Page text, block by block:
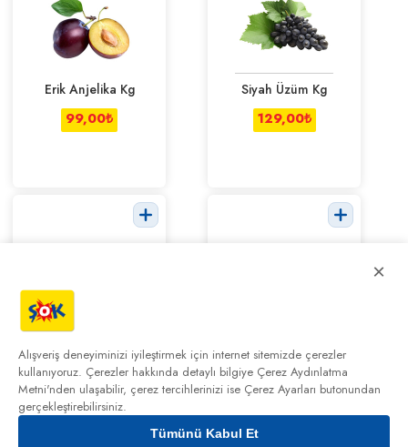
Erik Anjelika Kg
99,00₺
Siyah Üzüm Kg
129,00₺
Çekirdeksiz
Karpuz Kg
17,50₺
Paket
89,90₺
×
Alışveriş deneyiminizi iyileştirmek için internet sitemizde çerezler
kullanıyoruz. Çerezler hakkında detaylı bilgiye Çerez Aydınlatma
Metni'nden ulaşabilir, çerez tercihlerinizi ise Çerez Ayarları butonundan
gerçekleştirebilirsiniz.
Tümünü Kabul Et